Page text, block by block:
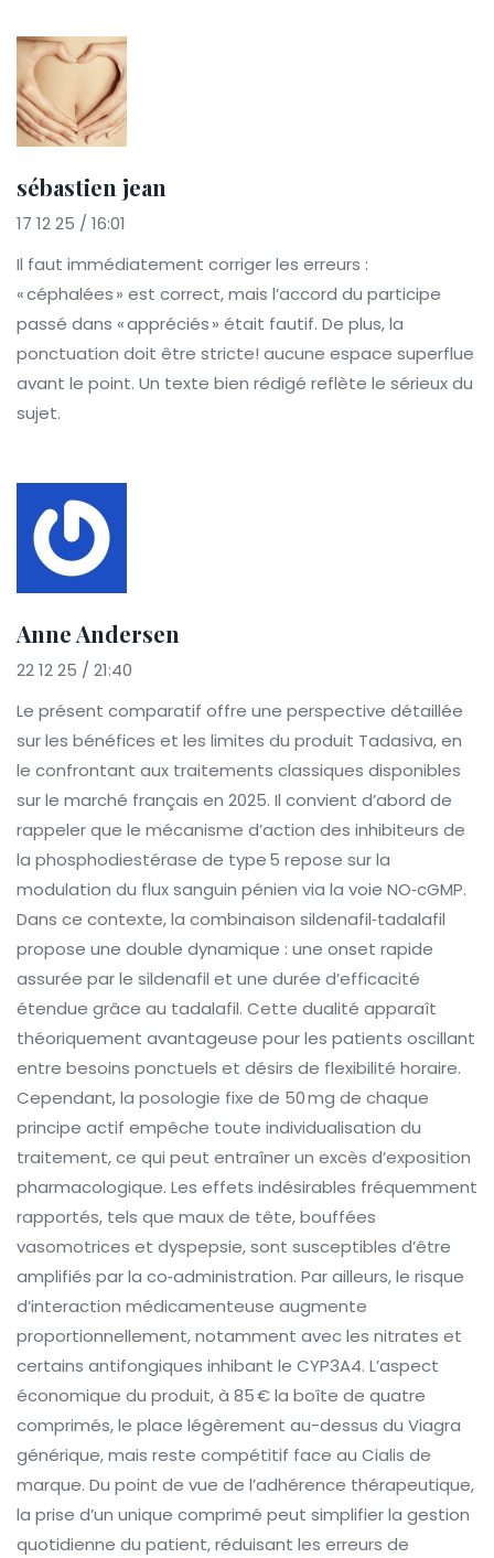
sébastien jean
17 12 25 / 16:01
Il faut immédiatement corriger les erreurs :
« céphalées » est correct, mais l’accord du participe
passé dans « appréciés » était fautif. De plus, la
ponctuation doit être stricte! aucune espace superflue
avant le point. Un texte bien rédigé reflète le sérieux du
sujet.
Anne Andersen
22 12 25 / 21:40
Le présent comparatif offre une perspective détaillée
sur les bénéfices et les limites du produit Tadasiva, en
le confrontant aux traitements classiques disponibles
sur le marché français en 2025. Il convient d’abord de
rappeler que le mécanisme d’action des inhibiteurs de
la phosphodiestérase de type 5 repose sur la
modulation du flux sanguin pénien via la voie NO‑cGMP.
Dans ce contexte, la combinaison sildenafil‑tadalafil
propose une double dynamique : une onset rapide
assurée par le sildenafil et une durée d’efficacité
étendue grâce au tadalafil. Cette dualité apparaît
théoriquement avantageuse pour les patients oscillant
entre besoins ponctuels et désirs de flexibilité horaire.
Cependant, la posologie fixe de 50 mg de chaque
principe actif empêche toute individualisation du
traitement, ce qui peut entraîner un excès d’exposition
pharmacologique. Les effets indésirables fréquemment
rapportés, tels que maux de tête, bouffées
vasomotrices et dyspepsie, sont susceptibles d’être
amplifiés par la co‑administration. Par ailleurs, le risque
d’interaction médicamenteuse augmente
proportionnellement, notamment avec les nitrates et
certains antifongiques inhibant le CYP3A4. L’aspect
économique du produit, à 85 € la boîte de quatre
comprimés, le place légèrement au-dessus du Viagra
générique, mais reste compétitif face au Cialis de
marque. Du point de vue de l’adhérence thérapeutique,
la prise d’un unique comprimé peut simplifier la gestion
quotidienne du patient, réduisant les erreurs de